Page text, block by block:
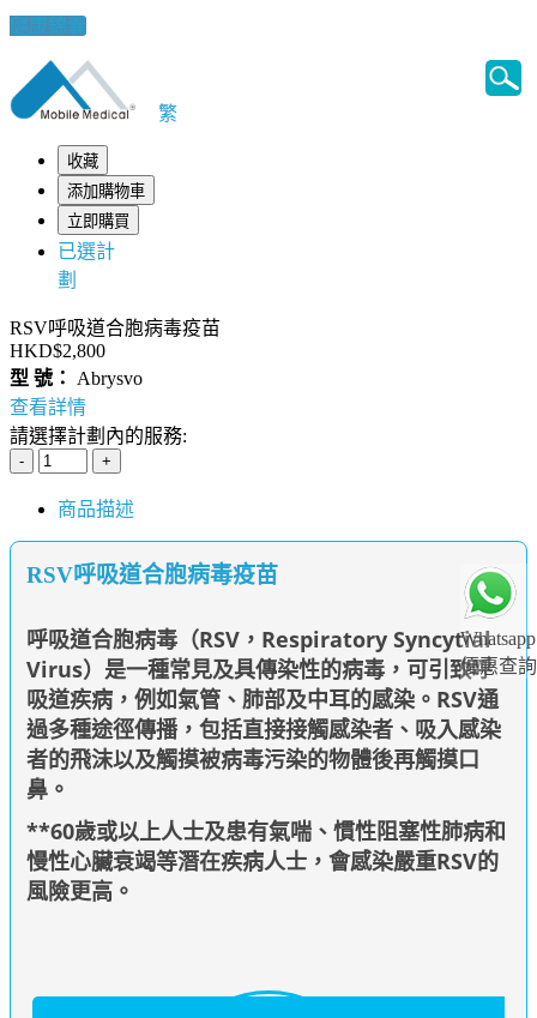
健康錦囊
Whatsapp
優惠查詢
繁
收藏
添加購物車
立即購買
已選計
劃
RSV呼吸道合胞病毒疫苗
HKD$2,800
型 號：
Abrysvo
查看詳情
請選擇計劃內的服務:
商品描述
RSV呼吸道合胞病毒疫苗
呼吸道合胞病毒（RSV，Respiratory Syncytial
Virus）是一種常見及具傳染性的病毒，可引致呼
吸道疾病，例如氣管、肺部及中耳的感染。RSV通
過多種途徑傳播，包括直接接觸感染者、吸入感染
者的飛沫以及觸摸被病毒污染的物體後再觸摸口
鼻。
**60歲或以上人士及患有氣喘、慣性阻塞性肺病和
慢性心臟衰竭等潛在疾病人士，會感染嚴重RSV的
風險更高。